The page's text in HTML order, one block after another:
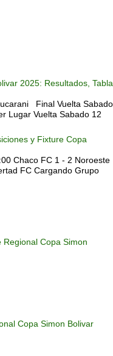
2025: Resultados, Tabla
Final Vuelta Sabado
Lugar Vuelta Sabado 12
y Fixture Copa
Chaco FC 1 - 2 Noroeste
FC Cargando Grupo
Copa Simon
Copa Simon Bolivar